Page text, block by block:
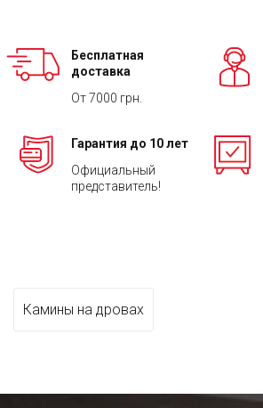
Бесплатная
доставка
От 7000 грн.
Гарантия до 10 лет
Официальный
представитель!
Камины на дровах